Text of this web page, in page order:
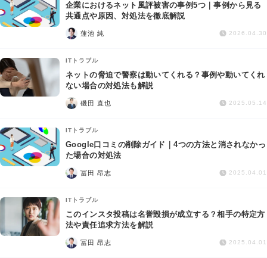
企業におけるネット風評被害の事例5つ｜事例から見る
共通点や原因、対処法を徹底解説
蓮池 純 2026.04.30
ITトラブル
ネットの脅迫で警察は動いてくれる？事例や動いてくれ
ない場合の対処法も解説
磯田 直也 2025.05.14
ITトラブル
Google口コミの削除ガイド｜4つの方法と消されなかっ
た場合の対処法
冨田 昂志 2025.04.01
ITトラブル
このインスタ投稿は名誉毀損が成立する？相手の特定方
法や責任追求方法を解説
冨田 昂志 2025.04.01